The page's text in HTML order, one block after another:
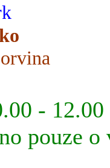
-
pouze o